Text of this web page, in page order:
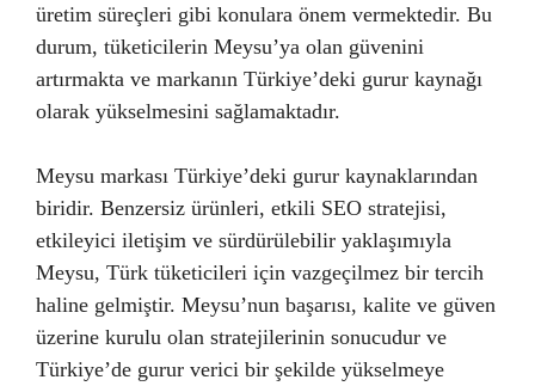
üretim süreçleri gibi konulara önem vermektedir. Bu
durum, tüketicilerin Meysu’ya olan güvenini
artırmakta ve markanın Türkiye’deki gurur kaynağı
olarak yükselmesini sağlamaktadır.
Meysu markası Türkiye’deki gurur kaynaklarından
biridir. Benzersiz ürünleri, etkili SEO stratejisi,
etkileyici iletişim ve sürdürülebilir yaklaşımıyla
Meysu, Türk tüketicileri için vazgeçilmez bir tercih
haline gelmiştir. Meysu’nun başarısı, kalite ve güven
üzerine kurulu olan stratejilerinin sonucudur ve
Türkiye’de gurur verici bir şekilde yükselmeye